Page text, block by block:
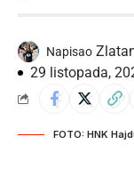
Napisao
29 listopada,
FOTO: HNK